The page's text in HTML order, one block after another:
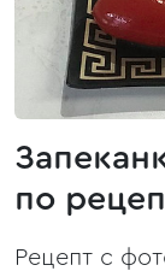
по
Рецепт с